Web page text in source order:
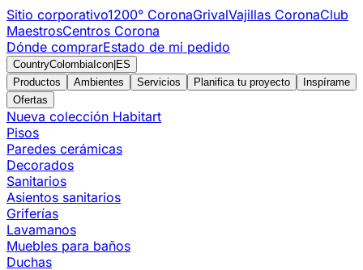
Sitio corporativo1200° CoronaGrivalVajillas CoronaClub
MaestrosCentros Corona
Dónde comprarEstado de mi pedido
CountryColombiaIcon ES
Productos
Ambientes Servicios Planifica tu proyecto
Inspírame
Ofertas
Nueva colección Habitart
Pisos
Paredes cerámicas
Decorados
Sanitarios
Asientos sanitarios
Griferías
Lavamanos
Muebles para baños
Duchas